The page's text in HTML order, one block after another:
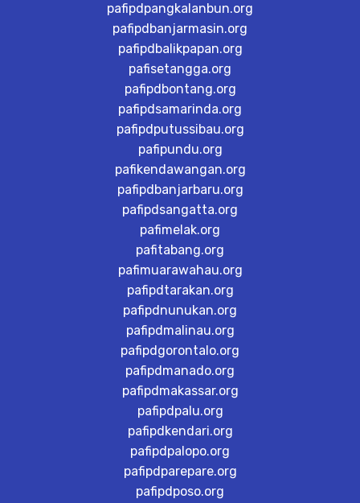
pafipdpangkalanbun.org
pafipdbanjarmasin.org
pafipdbalikpapan.org
pafisetangga.org
pafipdbontang.org
pafipdsamarinda.org
pafipdputussibau.org
pafipundu.org
pafikendawangan.org
pafipdbanjarbaru.org
pafipdsangatta.org
pafimelak.org
pafitabang.org
pafimuarawahau.org
pafipdtarakan.org
pafipdnunukan.org
pafipdmalinau.org
pafipdgorontalo.org
pafipdmanado.org
pafipdmakassar.org
pafipdpalu.org
pafipdkendari.org
pafipdpalopo.org
pafipdparepare.org
pafipdposo.org